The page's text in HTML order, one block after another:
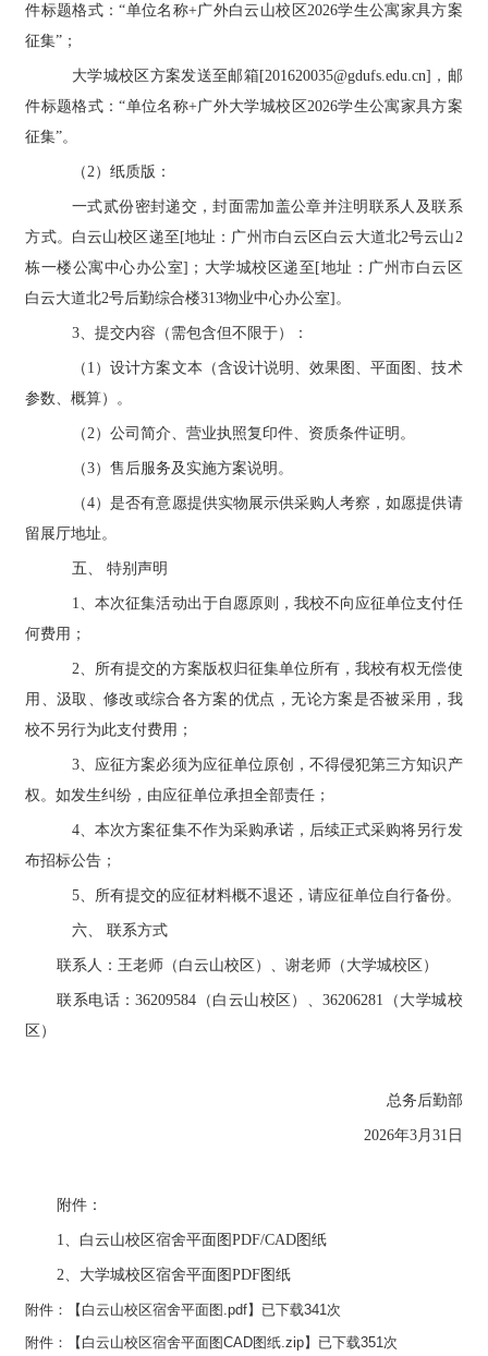
件标题格式：“单位名称+广外白云山校区2026学生公寓家具方案
征集”；
大学城校区方案发送至邮箱[201620035@gdufs.edu.cn]，邮
件标题格式：“单位名称+广外大学城校区2026学生公寓家具方案
征集”。
（2）纸质版：
一式贰份密封递交，封面需加盖公章并注明联系人及联系
方式。白云山校区递至[地址：广州市白云区白云大道北2号云山2
栋一楼公寓中心办公室]；大学城校区递至[地址：广州市白云区
白云大道北2号后勤综合楼313物业中心办公室]。
3、提交内容（需包含但不限于）：
（1）设计方案文本（含设计说明、效果图、平面图、技术
参数、概算）。
（2）公司简介、营业执照复印件、资质条件证明。
（3）售后服务及实施方案说明。
（4）是否有意愿提供实物展示供采购人考察，如愿提供请
留展厅地址。
五、
特别声明
1、本次征集活动出于自愿原则，我校不向应征单位支付任
何费用；
2、所有提交的方案版权归征集单位所有，我校有权无偿使
用、汲取、修改或综合各方案的优点，无论方案是否被采用，我
校不另行为此支付费用；
3、应征方案必须为应征单位原创，不得侵犯第三方知识产
权。如发生纠纷，由应征单位承担全部责任；
4、本次方案征集不作为采购承诺，后续正式采购将另行发
布招标公告；
5、所有提交的应征材料概不退还，请应征单位自行备份。
六、
联系方式
联系人：王老师（白云山校区）、谢老师（大学城校区）
联系电话：36209584（白云山校区）、36206281（大学城校
区）
总务后勤部
2026年3月31日
附件：
1、 白云山校区宿舍平面图PDF/CAD图纸
2、 大学城校区宿舍平面图PDF图纸
附件：【 白云山校区宿舍平面图.pdf】已下载341次
附件：【 白云山校区宿舍平面图CAD图纸.zip】已下载351次